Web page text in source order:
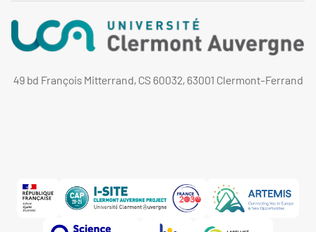
49 bd François Mitterrand, CS 60032, 63001 Clermont-Ferrand